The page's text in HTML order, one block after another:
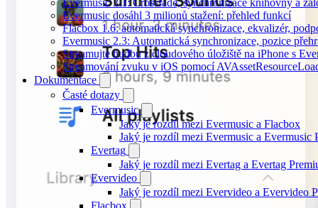
Evermusic 3.1: Crossfade, synchronizace knihovny a
Evermusic dosáhl 3 milionů stažení: přehled funkcí
Flacbox 1.6: automatická synchronizace, ekvalizér,
Evermusic 2.3: Automatická synchronizace, pozice
Streamujte hudbu z cloudového úložiště na iPhone s
Streamování zvuku v iOS pomocí
Dokumentace
Časté dotazy
Evermusic
Jaký je rozdíl mezi Evermusic a Flacbox
Jaký je rozdíl mezi Evermusic a Evermusic
Evertag
Jaký je rozdíl mezi Evertag a Evertag
Evervideo
Jaký je rozdíl mezi Evervideo a Evervideo
Flacbox